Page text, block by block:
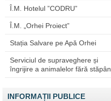
Î.M. Hotelul ”CODRU”
Î.M. „Orhei Proiect”
Stația Salvare pe Apă Orhei
Serviciul de supraveghere și
îngrijire a animalelor fără stăpân
INFORMAȚII PUBLICE